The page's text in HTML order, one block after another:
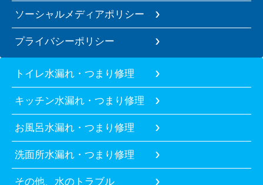
ソーシャルメディアポリシー
プライバシーポリシー
トイレ水漏れ・つまり修理
キッチン水漏れ・つまり修理
お風呂水漏れ・つまり修理
洗面所水漏れ・つまり修理
その他、水のトラブル